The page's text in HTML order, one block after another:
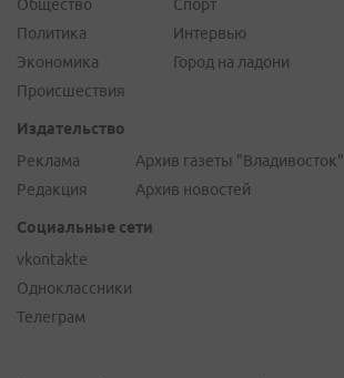
Общество
Политика
Экономика
Происшествия
Спорт
Интервью
Город на ладони
Издательство
Реклама
Редакция
Архив газеты "Владивосток"
Архив новостей
Социальные сети
vkontakte
Одноклассники
Телеграм